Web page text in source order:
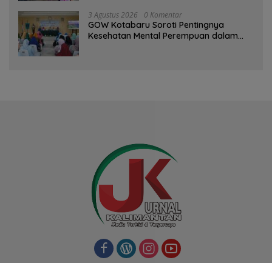
3 Agustus 2026 0 Komentar
GOW Kotabaru Soroti Pentingnya
Kesehatan Mental Perempuan dalam